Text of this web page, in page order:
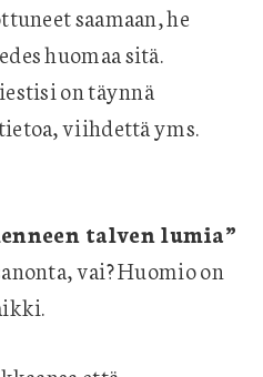
saamaan, he
huomaa sitä.
on täynnä
viihdettä yms.
talven lumia”
vai? Huomio on